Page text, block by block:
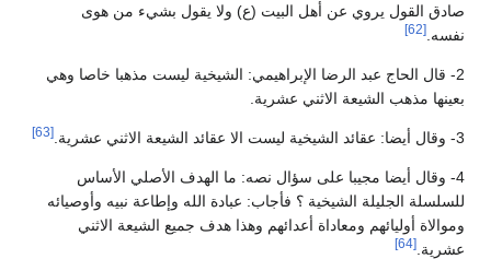
صادق القول يروي عن أهل البيت (ع) ولا يقول بشيء من هوى
نفسه. [62]
2- قال الحاج عبد الرضا الإبراهيمي: الشيخية ليست مذهبا خاصا وهي
بعينها مذهب الشيعة الاثني عشرية.
3- وقال أيضا: عقائد الشيخية ليست الا عقائد الشيعة الاثني عشرية. [63]
4- وقال أيضا مجيبا على سؤال نصه: ما الهدف الأصلي الأساس
للسلسلة الجليلة الشيخية ؟ فأجاب: عبادة الله وإطاعة نبيه وأوصيائه
وموالاة أوليائهم ومعاداة أعدائهم وهذا هدف جميع الشيعة الاثني
عشرية. [64]